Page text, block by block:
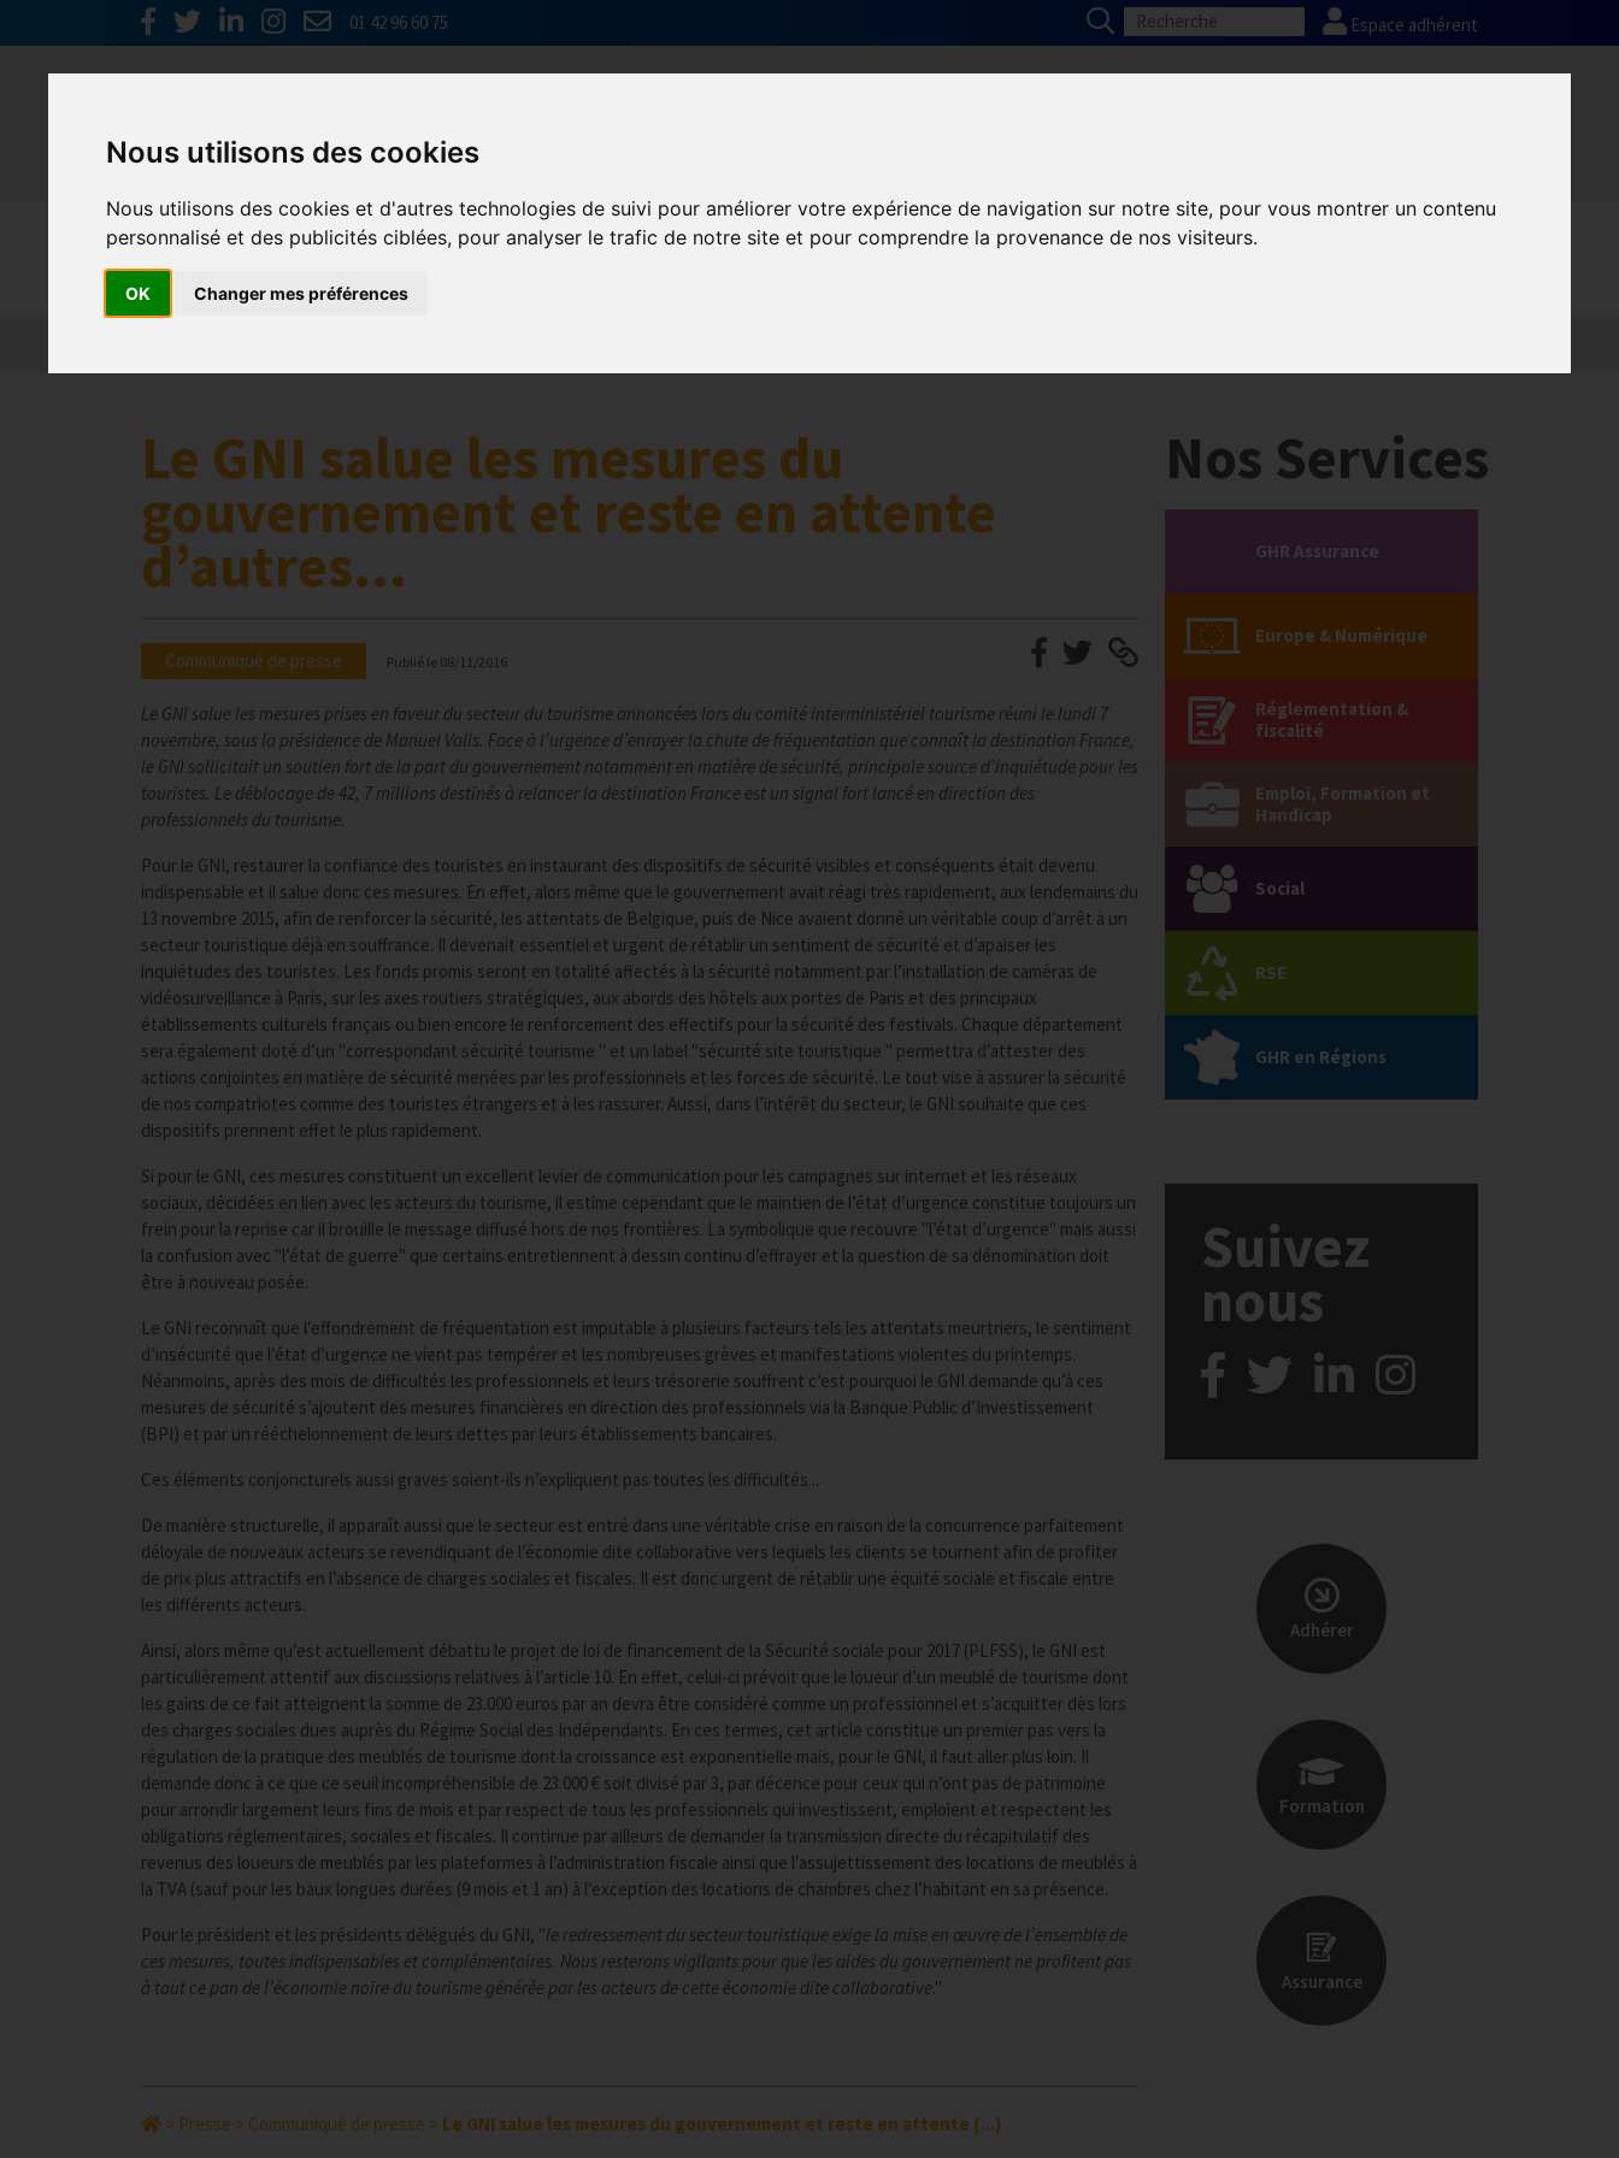
Nous utilisons des cookies
Nous utilisons des cookies et d'autres technologies de suivi pour améliorer votre expérience de navigation sur notre site, pour vous montrer un contenu
personnalisé et des publicités ciblées, pour analyser le trafic de notre site et pour comprendre la provenance de nos visiteurs.
OK Changer mes préférences
01 42 96 60 75 Espace adhérent
Presse
Le GNI salue les mesures du
gouvernement et reste en attente
d’autres...
Communiqué de presse Publié le 08/11/2016
Le GNI salue les mesures prises en faveur du secteur du tourisme annoncées lors du comité interministériel tourisme réuni le lundi 7
novembre, sous la présidence de Manuel Valls. Face à l’urgence d’enrayer la chute de fréquentation que connaît la destination France,
le GNI sollicitait un soutien fort de la part du gouvernement notamment en matière de sécurité, principale source d’inquiétude pour les
touristes. Le déblocage de 42, 7 millions destinés à relancer la destination France est un signal fort lancé en direction des
professionnels du tourisme.
Pour le GNI, restaurer la confiance des touristes en instaurant des dispositifs de sécurité visibles et conséquents était devenu
indispensable et il salue donc ces mesures. En effet, alors même que le gouvernement avait réagi très rapidement, aux lendemains du
13 novembre 2015, afin de renforcer la sécurité, les attentats de Belgique, puis de Nice avaient donné un véritable coup d’arrêt à un
secteur touristique déjà en souffrance. Il devenait essentiel et urgent de rétablir un sentiment de sécurité et d’apaiser les
inquiétudes des touristes. Les fonds promis seront en totalité affectés à la sécurité notamment par l’installation de caméras de
vidéosurveillance à Paris, sur les axes routiers stratégiques, aux abords des hôtels aux portes de Paris et des principaux
établissements culturels français ou bien encore le renforcement des effectifs pour la sécurité des festivals. Chaque département
sera également doté d’un "correspondant sécurité tourisme " et un label "sécurité site touristique " permettra d’attester des
actions conjointes en matière de sécurité menées par les professionnels et les forces de sécurité. Le tout vise à assurer la sécurité
de nos compatriotes comme des touristes étrangers et à les rassurer. Aussi, dans l’intérêt du secteur, le GNI souhaite que ces
dispositifs prennent effet le plus rapidement.
Si pour le GNI, ces mesures constituent un excellent levier de communication pour les campagnes sur internet et les réseaux
sociaux, décidées en lien avec les acteurs du tourisme, il estime cependant que le maintien de l’état d’urgence constitue toujours un
frein pour la reprise car il brouille le message diffusé hors de nos frontières. La symbolique que recouvre "l’état d’urgence" mais aussi
la confusion avec "l’état de guerre" que certains entretiennent à dessin continu d’effrayer et la question de sa dénomination doit
être à nouveau posée.
Le GNI reconnaît que l’effondrement de fréquentation est imputable à plusieurs facteurs tels les attentats meurtriers, le sentiment
d’insécurité que l’état d’urgence ne vient pas tempérer et les nombreuses grèves et manifestations violentes du printemps.
Néanmoins, après des mois de difficultés les professionnels et leurs trésorerie souffrent c’est pourquoi le GNI demande qu’à ces
mesures de sécurité s’ajoutent des mesures financières en direction des professionnels via la Banque Public d’Investissement
(BPI) et par un rééchelonnement de leurs dettes par leurs établissements bancaires.
Ces éléments conjoncturels aussi graves soient-ils n’expliquent pas toutes les difficultés...
De manière structurelle, il apparaît aussi que le secteur est entré dans une véritable crise en raison de la concurrence parfaitement
déloyale de nouveaux acteurs se revendiquant de l’économie dite collaborative vers lequels les clients se tournent afin de profiter
de prix plus attractifs en l’absence de charges sociales et fiscales. Il est donc urgent de rétablir une équité sociale et fiscale entre
les différents acteurs.
Ainsi, alors même qu’est actuellement débattu le projet de loi de financement de la Sécurité sociale pour 2017 (PLFSS), le GNI est
particulièrement attentif aux discussions relatives à l’article 10. En effet, celui-ci prévoit que le loueur d’un meublé de tourisme dont
les gains de ce fait atteignent la somme de 23.000 euros par an devra être considéré comme un professionnel et s’acquitter dès lors
des charges sociales dues auprès du Régime Social des Indépendants. En ces termes, cet article constitue un premier pas vers la
régulation de la pratique des meublés de tourisme dont la croissance est exponentielle mais, pour le GNI, il faut aller plus loin. Il
demande donc à ce que ce seuil incompréhensible de 23.000 € soit divisé par 3, par décence pour ceux qui n’ont pas de patrimoine
pour arrondir largement leurs fins de mois et par respect de tous les professionnels qui investissent, emploient et respectent les
obligations réglementaires, sociales et fiscales. Il continue par ailleurs de demander la transmission directe du récapitulatif des
revenus des loueurs de meublés par les plateformes à l’administration fiscale ainsi que l’assujettissement des locations de meublés à
la TVA (sauf pour les baux longues durées (9 mois et 1 an) à l’exception des locations de chambres chez l’habitant en sa présence.
Pour le président et les présidents délégués du GNI, "le redressement du secteur touristique exige la mise en œuvre de l’ensemble de
ces mesures, toutes indispensables et complémentaires. Nous resterons vigilants pour que les aides du gouvernement ne profitent pas
à tout ce pan de l’économie noire du tourisme générée par les acteurs de cette économie dite collaborative."
> Presse > Communiqué de presse > Le GNI salue les mesures du gouvernement et reste en attente (...)
Nos Services
GHR Assurance
Europe & Numérique
Réglementation &
fiscalité
Emploi, Formation et
Handicap
Social
RSE
GHR en Régions
Suivez
nous
Adhérer
Formation
Assurance